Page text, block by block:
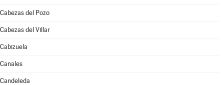
Cabezas del Pozo
Cabezas del Villar
Cabizuela
Canales
Candeleda